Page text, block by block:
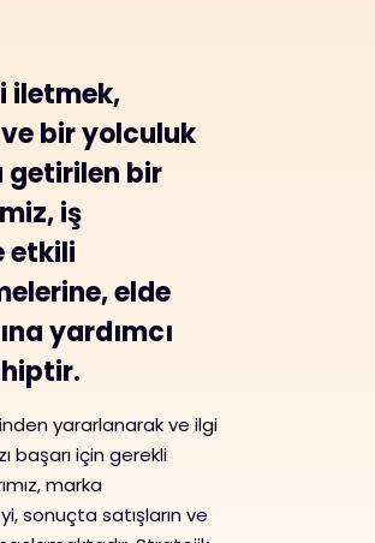
iletmek,
bir yolculuk
getirilen bir
iş
etkili
elde
yardımcı
yararlanarak ve ilgi
başarı için gerekli
marka
sonuçta satışların ve